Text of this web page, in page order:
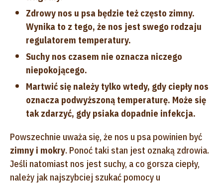
Zdrowy nos u psa będzie też często zimny.
Wynika to z tego, że nos jest swego rodzaju
regulatorem temperatury.
Suchy nos czasem nie oznacza niczego
niepokojącego.
Martwić się należy tylko wtedy, gdy ciepły nos
oznacza podwyższoną temperaturę. Może się
tak zdarzyć, gdy psiaka dopadnie infekcja.
Powszechnie uważa się, że nos u psa powinien być
zimny i mokry. Ponoć taki stan jest oznaką zdrowia.
Jeśli natomiast nos jest suchy, a co gorsza ciepły,
należy jak najszybciej szukać pomocy u